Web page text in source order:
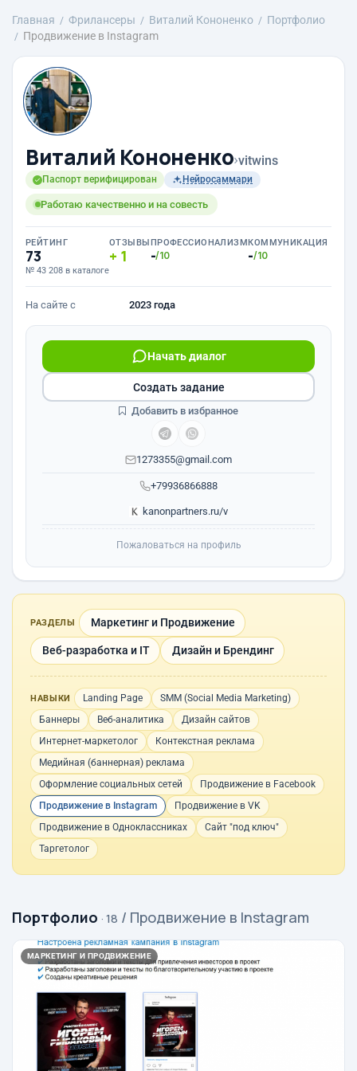
Главная Фрилансеры Виталий Кононенко
Портфолио
Продвижение в Instagram
Виталий Кононенко›vitwins
Паспорт верифицирован Нейросаммари
Работаю качественно и на совесть
РЕЙТИНГ
73
№ 43 208 в каталоге
ОТЗЫВЫ
1
ПРОФЕССИОНАЛИЗМ
-/10
КОММУНИКАЦИЯ
-/10
На сайте с 2023 года
+79936866888
Начать диалог
1273355@gmail.com
kanonpartners.ru/v
Создать задание
Добавить в избранное
Пожаловаться на профиль
РАЗДЕЛЫ Маркетинг и Продвижение
Веб-разработка и IT Дизайн и Брендинг
НАВЫКИ Landing Page
SMM (Social Media Marketing)
Баннеры
Веб-аналитика
Дизайн сайтов
Интернет-маркетолог
Контекстная реклама
Медийная (баннерная) реклама
Оформление социальных сетей
Продвижение в Facebook
Продвижение в Instagram
Продвижение в VK
Продвижение в Одноклассниках
Сайт "под ключ"
Таргетолог
Портфолио · 18 / Продвижение в Instagram
МАРКЕТИНГ И ПРОДВИЖЕНИЕ